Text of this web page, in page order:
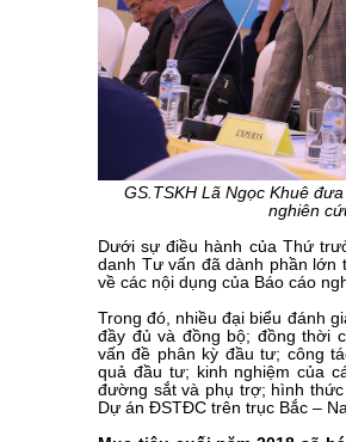
GS.TSKH Lã Ngọc Khuê
nghiên
Dưới sự điều hành của Thứ
danh Tư vấn đã dành phần lớn
về các nội dụng của Báo cáo
Trong đó, nhiều đại biểu đánh
đầy đủ và đồng bộ; đồng thời
vấn đề phân kỳ đầu tư; công
quả đầu tư; kinh nghiệm của
đường sắt và phụ trợ; hình
Dự án ĐSTĐC trên trục Bắc –